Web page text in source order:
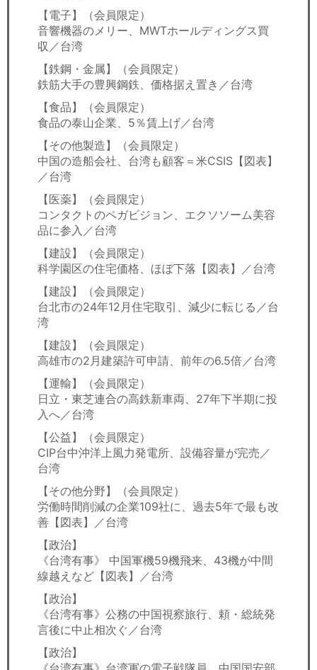
【電子】（会員限定）
音響機器のメリー、MWTホールディングス買
収／台湾
【鉄鋼・金属】（会員限定）
鉄筋大手の豊興鋼鉄、価格据え置き／台湾
【食品】（会員限定）
食品の泰山企業、5％賃上げ／台湾
【その他製造】（会員限定）
中国の造船会社、台湾も顧客＝米CSIS【図表】
／台湾
【医薬】（会員限定）
コンタクトのペガビジョン、エクソソーム美容
品に参入／台湾
【建設】（会員限定）
科学園区の住宅価格、ほぼ下落【図表】／台湾
【建設】（会員限定）
台北市の24年12月住宅取引、減少に転じる／台
湾
【建設】（会員限定）
高雄市の2月建築許可申請、前年の6.5倍／台湾
【運輸】（会員限定）
日立・東芝連合の高鉄新車両、27年下半期に投
入へ／台湾
【公益】（会員限定）
CIP台中沖洋上風力発電所、設備容量が完売／
台湾
【その他分野】（会員限定）
労働時間削減の企業109社に、過去5年で最も改
善【図表】／台湾
【政治】
《台湾有事》 中国軍機59機飛来、43機が中間
線越えなど【図表】／台湾
【政治】
《台湾有事》公務の中国視察旅行、頼・総統発
言後に中止相次ぐ／台湾
【政治】